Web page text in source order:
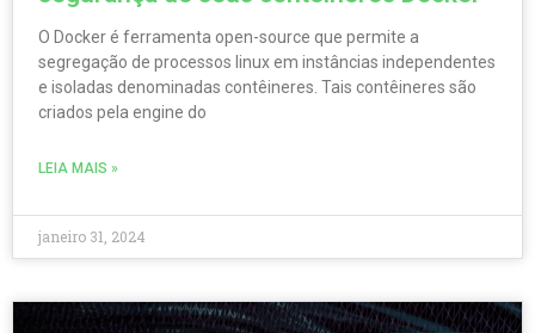
O Docker é ferramenta open-source que permite a
segregação de processos linux em instâncias independentes
e isoladas denominadas contêineres. Tais contêineres são
criados pela engine do
LEIA MAIS »
janeiro 31, 2024